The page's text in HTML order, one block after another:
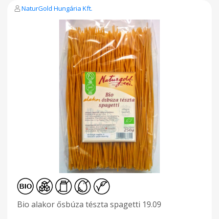
(„A”, „B”) fontos részei lehetnek az étrendünknek, amelyeket
gyakrabban vagy nagyobb mennyiségben kellene
fogyasztanunk. Átlagos tápérték / 100 g Energia: 1556kJ / 367
kcal Zsír: 1,9 g amelyből telített zsírsavak: 0,3 g Szénhidrát: 73
g amelyből cukor: 2,6 g Élelmi rost: 2,5 g Fehérje: 14 g Só: 0 g A
termék a nátrium természetes jelenlétéből adódóan
NaturGold Hungária Kft.
Bio alakor ősbúza tészta spagetti 19.09